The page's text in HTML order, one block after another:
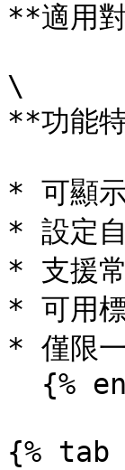
**適用
\
**功能
* 可顯
* 設定
* 支援
* 可用
* 僅限
{% tab